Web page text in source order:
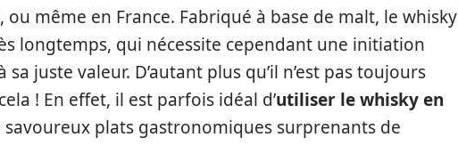
ou même en France. Fabriqué à base de malt, le whisky
longtemps, qui nécessite cependant une initiation
juste valeur. D’autant plus qu’il n’est pas toujours
! En effet, il est parfois idéal d’utiliser le whisky en
plats gastronomiques surprenants de